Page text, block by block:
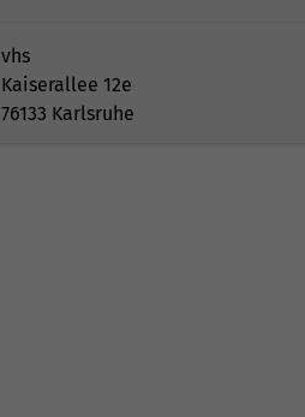
vhs
Kaiserallee 12e
76133 Karlsruhe